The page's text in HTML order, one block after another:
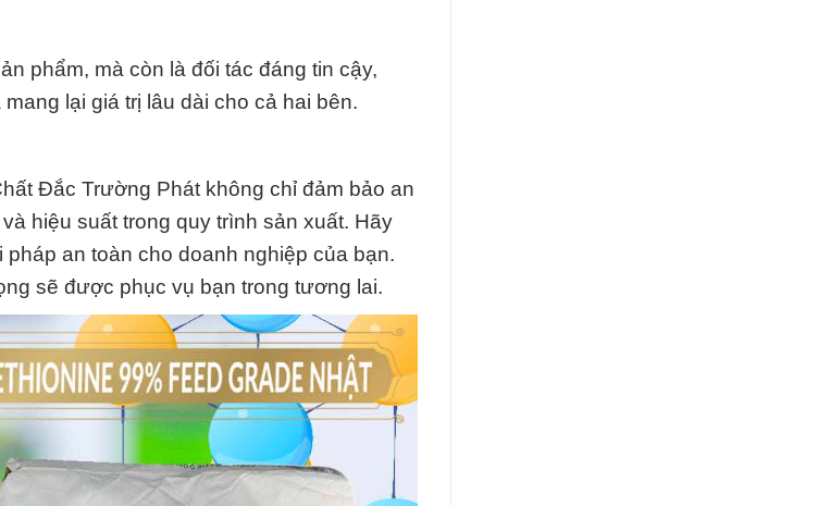
phẩm, mà còn là đối tác đáng tin cậy,
lại giá trị lâu dài cho cả hai bên.
Đắc Trường Phát không chỉ đảm bảo an
hiệu suất trong quy trình sản xuất. Hãy
an toàn cho doanh nghiệp của bạn.
sẽ được phục vụ bạn trong tương lai.